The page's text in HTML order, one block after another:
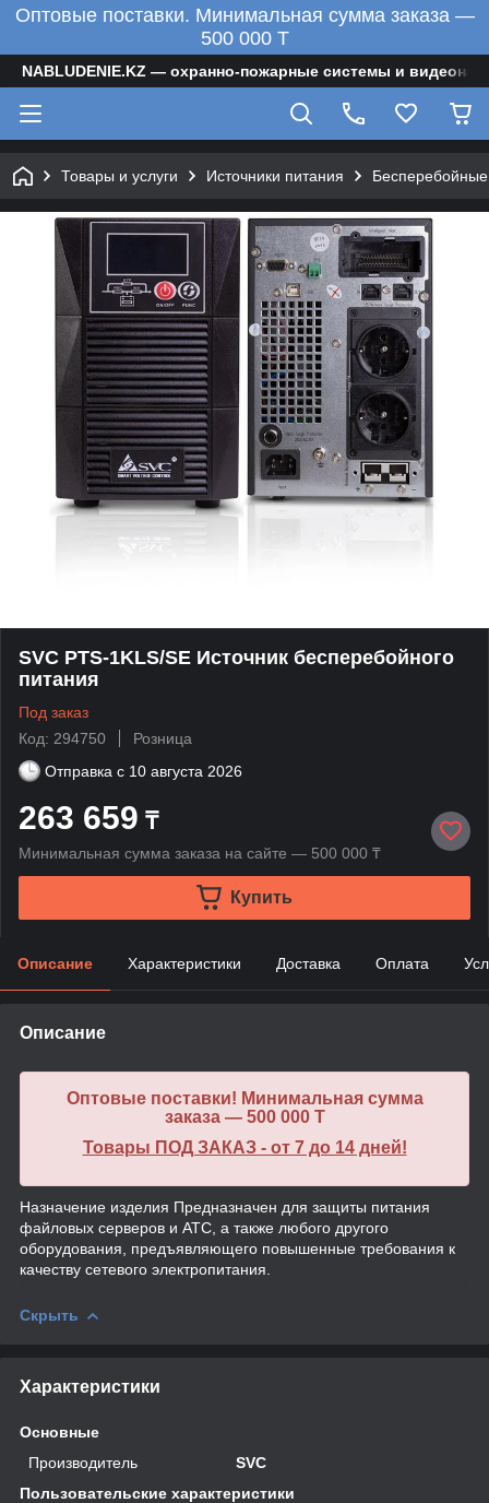
Оптовые поставки. Минимальная сумма заказа —
500 000 T
NABLUDENIE.KZ — охранно-пожарные системы и
Товары и услуги Источники питания
SVC PTS-1KLS/SE Источник бесперебойного
питания
Под заказ
Код: 294750
Розница
Отправка с 10 августа 2026
263 659 ₸
Минимальная сумма заказа на сайте — 500 000 ₸
Купить
Описание Характеристики Доставка Оплата
Описание
Оптовые поставки! Минимальная сумма
заказа — 500 000 T
Товары ПОД ЗАКАЗ - от 7 до 14 дней!
Назначение изделия Предназначен для защиты питания
файловых серверов и АТС, а также любого другого
оборудования, предъявляющего повышенные требования к
качеству сетевого электропитания.
Скрыть
Характеристики
Основные
Производитель
SVC
Пользовательские характеристики